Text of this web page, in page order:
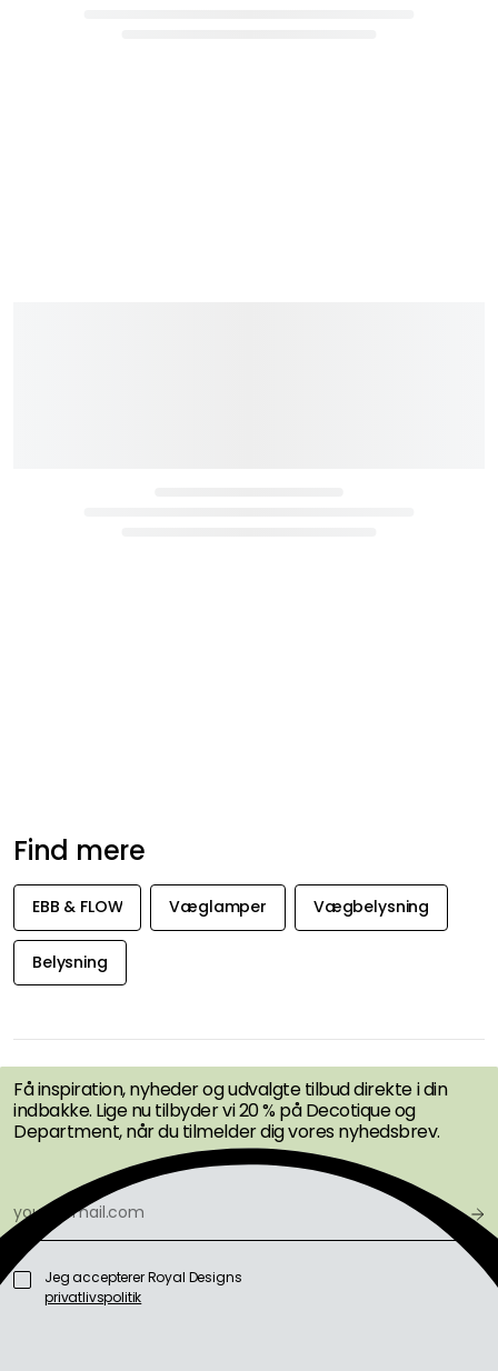
Find mere
EBB & FLOW Væglamper Vægbelysning
Belysning
TILBUD FØRST
Få inspiration, nyheder og udvalgte tilbud direkte i din
indbakke. Lige nu tilbyder vi 20 % på Decotique og
Department, når du tilmelder dig vores nyhedsbrev.
Jeg accepterer Royal Designs
privatlivspolitik